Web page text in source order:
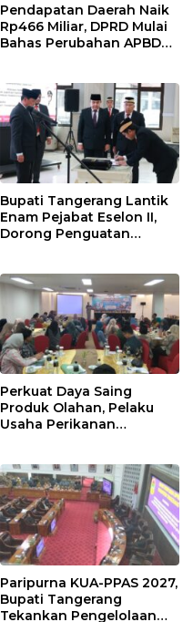
Pendapatan Daerah Naik
Rp466 Miliar, DPRD Mulai
Bahas Perubahan APBD
Bupati Tangerang Lantik
Enam Pejabat Eselon II,
Dorong Penguatan
Perkuat Daya Saing
Produk Olahan, Pelaku
Usaha Perikanan
Paripurna KUA-PPAS 2027,
Bupati Tangerang
Tekankan Pengelolaan